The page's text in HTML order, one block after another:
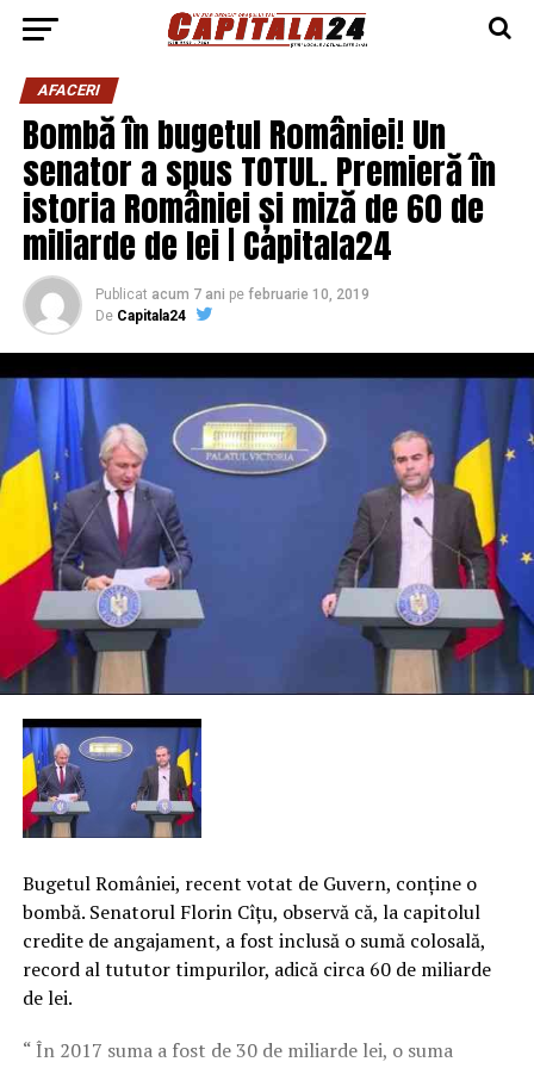
AFACERI
Bombă în bugetul României! Un
senator a spus TOTUL. Premieră în
istoria României și miză de 60 de
miliarde de lei | Capitala24
Publicat acum 7 ani pe februarie 10, 2019
De Capitala24
Bugetul României, recent votat de Guvern, conţine o
bombă. Senatorul Florin Cîţu, observă că, la capitolul
credite de angajament, a fost inclusă o sumă colosală,
record al tututor timpurilor, adică circa 60 de miliarde
de lei.
“ În 2017 suma a fost de 30 de miliarde lei, o suma